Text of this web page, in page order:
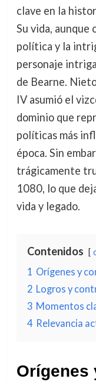
clave en la
Su vida, aunque
política y la
personaje
de Bearne.
IV asumió el
dominio que
políticas más
época. Sin
trágicamente
1080, lo que
vida y legado.
Contenidos
1 Orígenes y
2 Logros y
3 Momentos
4 Relevancia
Orígenes